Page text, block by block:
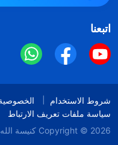
اتبعنا
شروط الاستخدام
سياسة ملفات تعريف الارتباط
Copyright © 2026 كنيسة الله